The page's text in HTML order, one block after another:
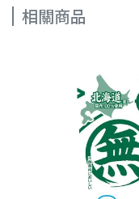
相關商品